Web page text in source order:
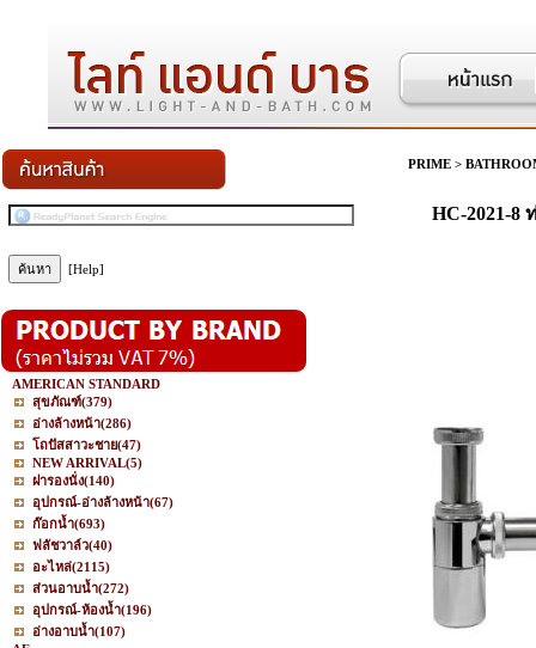
[Help]
AMERICAN STANDARD
สุขภัณฑ์(379)
อ่างล้างหน้า(286)
โถปัสสาวะชาย(47)
NEW ARRIVAL(5)
ฝารองนั่ง(140)
อุปกรณ์-อ่างล้างหน้า(67)
ก๊อกน้ำ(693)
ฟลัชวาล์ว(40)
อะไหล่(2115)
ส่วนอาบน้ำ(272)
อุปกรณ์-ห้องน้ำ(196)
อ่างอาบน้ำ(107)
PRIME >
HC-2021-8